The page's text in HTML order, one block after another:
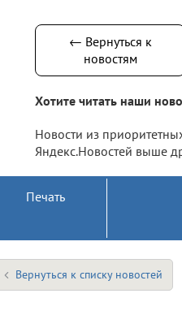
← Вернуться к
новостям
Хотите читать наши
Новости из
Яндекс.Новостей выше
Печать
Вернуться к списку новостей